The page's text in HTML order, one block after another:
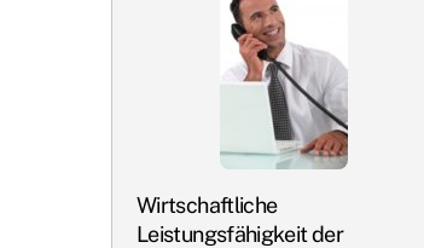
Wirtschaftliche
Leistungsfähigkeit der